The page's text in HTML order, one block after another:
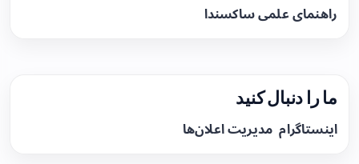
راهنمای علمی ساکسندا
ما را دنبال کنید
اینستاگرام مدیریت اعلان‌ها